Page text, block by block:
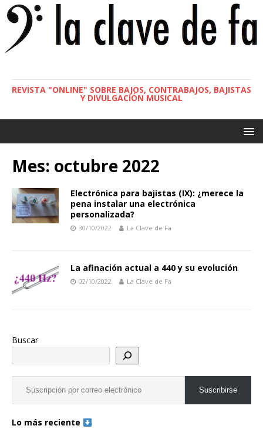
REVISTA "ONLINE" SOBRE BAJOS, CONTRABAJOS, BAJISTAS
Y DIVULGACIÓN MUSICAL
Mes: octubre 2022
Electrónica para bajistas (IX): ¿merece la
pena instalar una electrónica
personalizada?
30/10/2022 La Clave de Fa
La afinación actual a 440 y su evolución
02/10/2022 La Clave de Fa
Buscar
Suscribirse
Lo más reciente